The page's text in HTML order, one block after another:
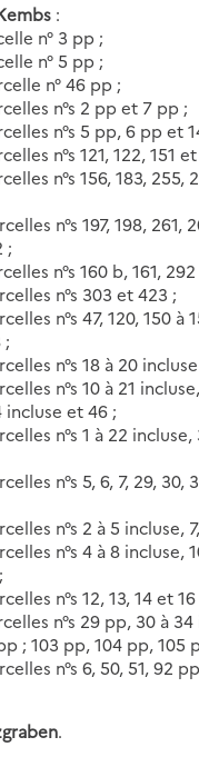
:
n° 3 pp ;
n° 5 pp ;
n° 46 pp ;
n°s 2 pp et 7 pp ;
n°s 5 pp, 6 pp et
n°s 121, 122, 151
n°s 156, 183, 255,
n°s 197, 198, 261,
;
n°s 160 b, 161,
n°s 303 et 423 ;
n°s 47, 120, 150 à
;
n°s 18 à 20
n°s 10 à 21
incluse et 46 ;
n°s 1 à 22
n°s 5, 6, 7, 29, 30,
n°s 2 à 5 incluse,
n°s 4 à 8 incluse,
n°s 12, 13, 14 et
n°s 29 pp, 30 à
; 103 pp, 104 pp, 105
n°s 6, 50, 51, 92
.